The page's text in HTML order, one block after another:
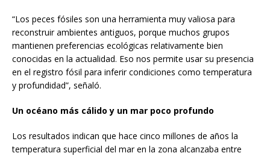
“Los peces fósiles son una herramienta muy valiosa para
reconstruir ambientes antiguos, porque muchos grupos
mantienen preferencias ecológicas relativamente bien
conocidas en la actualidad. Eso nos permite usar su presencia
en el registro fósil para inferir condiciones como temperatura
y profundidad”, señaló.
Un océano más cálido y un mar poco profundo
Los resultados indican que hace cinco millones de años la
temperatura superficial del mar en la zona alcanzaba entre